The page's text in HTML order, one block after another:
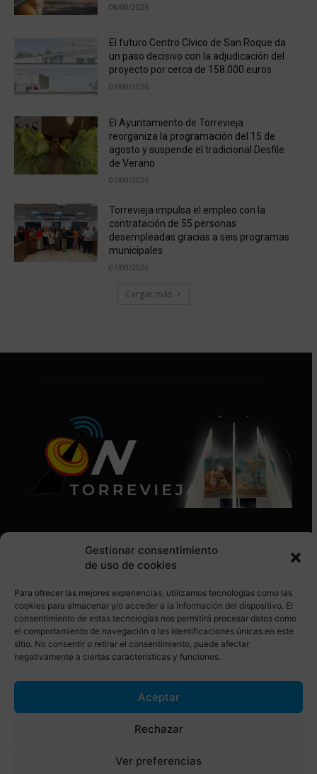
Gestionar consentimiento
de uso de cookies
Para ofrecer las mejores experiencias, utilizamos tecnologías como las
cookies para almacenar y/o acceder a la información del dispositivo. El
consentimiento de estas tecnologías nos permitirá procesar datos como
el comportamiento de navegación o las identificaciones únicas en este
sitio. No consentir o retirar el consentimiento, puede afectar
negativamente a ciertas características y funciones.
Aceptar
Rechazar
Ver preferencias
08/08/2026
El futuro Centro Cívico de San Roque da
un paso decisivo con la adjudicación del
proyecto por cerca de 158.000 euros
07/08/2026
El Ayuntamiento de Torrevieja
reorganiza la programación del 15 de
agosto y suspende el tradicional Desfile
de Verano
07/08/2026
Torrevieja impulsa el empleo con la
contratación de 55 personas
desempleadas gracias a seis programas
municipales
07/08/2026
Cargar más
SÍGUENOS EN REDES SOCIALES
© Torrevieja ON. Desarrollado por